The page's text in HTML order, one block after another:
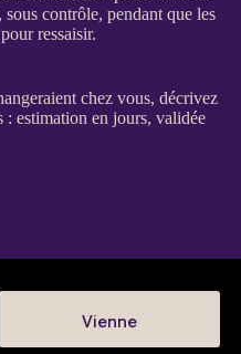
sous contrôle, pendant que les
ressaisir.
chez vous, décrivez
: estimation en jours, validée
Vienne